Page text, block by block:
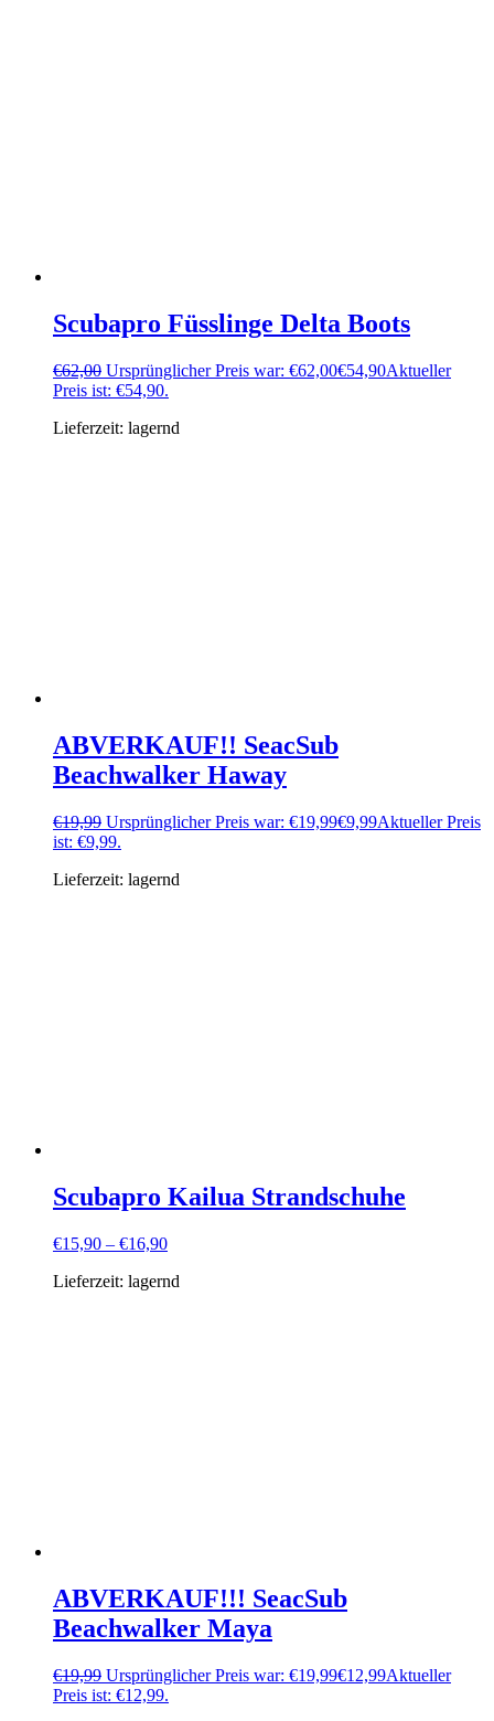
Scubapro Füsslinge Delta Boots
€62,00 Ursprünglicher Preis war: €62,00€54,90Aktueller
Preis ist: €54,90.
Lieferzeit: lagernd
ABVERKAUF!! SeacSub
Beachwalker Haway
€19,99 Ursprünglicher Preis war: €19,99€9,99Aktueller Preis
ist: €9,99.
Lieferzeit: lagernd
Scubapro Kailua Strandschuhe
€15,90 – €16,90
Lieferzeit: lagernd
ABVERKAUF!!! SeacSub
Beachwalker Maya
€19,99 Ursprünglicher Preis war: €19,99€12,99Aktueller
Preis ist: €12,99.